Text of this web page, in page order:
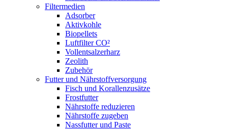
Filtermedien
Adsorber
Aktivkohle
Biopellets
Luftfilter CO²
Vollentsalzerharz
Zeolith
Zubehör
Futter und Nährstoffversorgung
Fisch und Korallenzusätze
Frostfutter
Nährstoffe reduzieren
Nährstoffe zugeben
Nassfutter und Paste